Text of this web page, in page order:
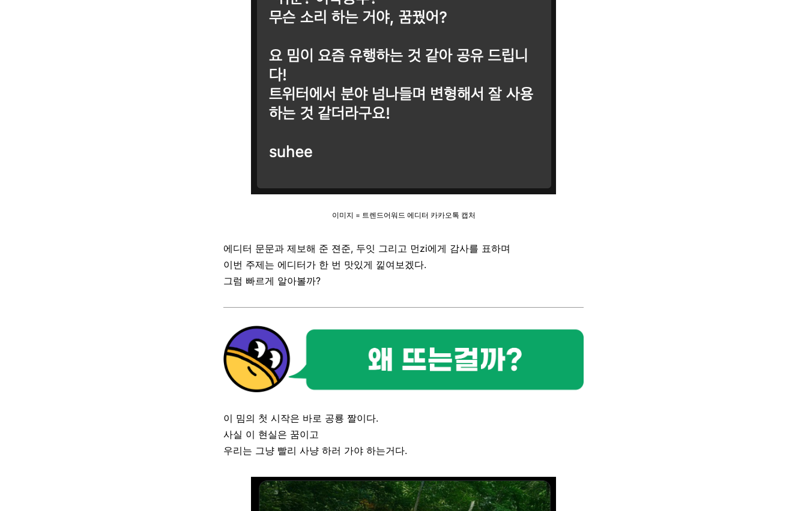
이미지 = 트렌드어워드 에디터 카카오톡 캡처
에디터 문문과 제보해 준 젼준, 두잇 그리고 먼zi에게 감사를 표하며
이번 주제는 에디터가 한 번 맛있게 낉여보겠다.
그럼 빠르게 알아볼까?
이 밈의 첫 시작은 바로 공룡 짤이다.
사실 이 현실은 꿈이고
우리는 그냥 빨리 사냥 하러 가야 하는거다.